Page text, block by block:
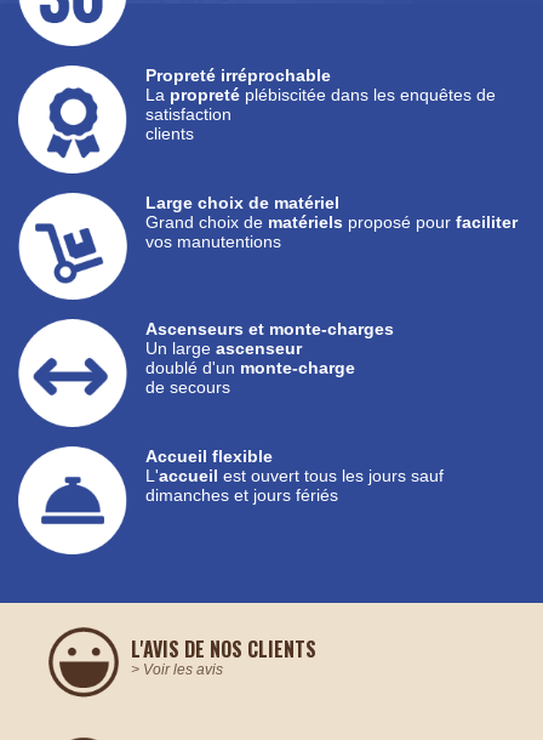
Propreté irréprochable
La propretéplébiscitée dans les enquêtes de
satisfaction
clients
Large choix de matériel
Grand choix de matériels proposé pour faciliter
vos manutentions
Ascenseurs et monte-charges
Un large ascenseur
doublé d'un monte-charge
de secours
Accueil flexible
L'accueil est ouvert tous les jours sauf
dimanches et jours fériés
L'AVIS DE NOS CLIENTS
> Voir les avis